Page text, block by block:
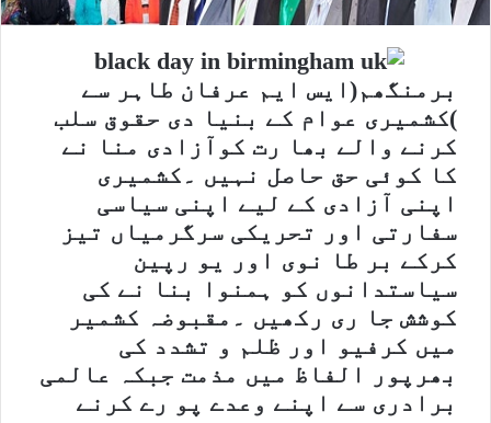
برمنگھم(ایس ایم عرفان طاہر سے
)کشمیری عوام کے بنیا دی حقوق سلب
کرنے والے بھا رت کوآزادی منا نے
کا کوئی حق حاصل نہیں ۔کشمیری
اپنی آزادی کے لیے اپنی سیاسی
سفارتی اور تحریکی سرگرمیاں تیز
کرکے بر طا نوی اور یو رپین
سیاستدانوں کو ہمنوا بنا نے کی
کوشش جا ری رکھیں ۔مقبوضہ کشمیر
میں کرفیو اور ظلم و تشدد کی
بھرپور الفاظ میں مذمت جبکہ عالمی
برادری سے اپنے وعدے پو رے کرنے